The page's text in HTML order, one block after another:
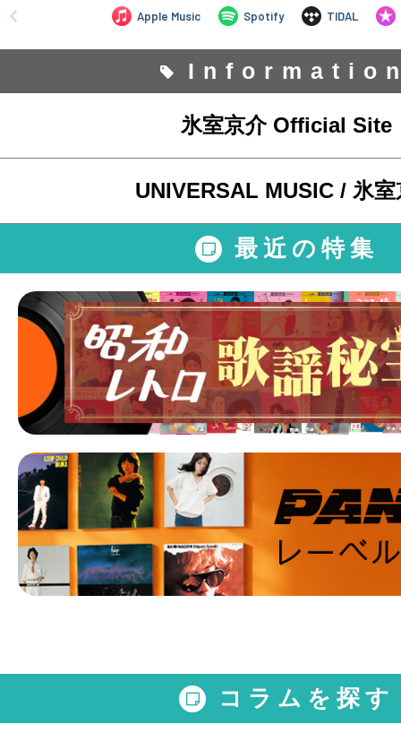
氷室京介 Official Site
UNIVERSAL MUSIC / 氷室
最近の特集
コラムを探す